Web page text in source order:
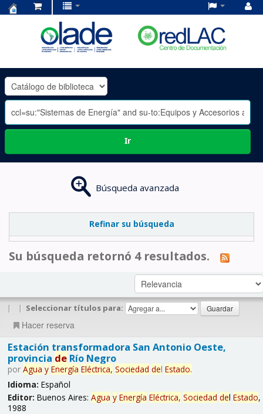
OLADE
-
Ir
Búsqueda avanzada
Refinar su búsqueda
Su búsqueda retornó 4 resultados.
| | Seleccionar títulos para:
Hacer reserva
Estación transformadora San Antonio Oeste,
provincia deRío Negro
por Agua y Energía Eléctrica, Sociedad del Estado.
Idioma: Español
Editor: Buenos Aires: Agua y Energía Eléctrica, Sociedad del Estado,
1988